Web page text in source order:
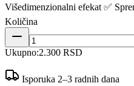
Višedimenzionalni efekat ✅
Količina
Ukupno:2.300 RSD
Isporuka 2–3 radnih dana